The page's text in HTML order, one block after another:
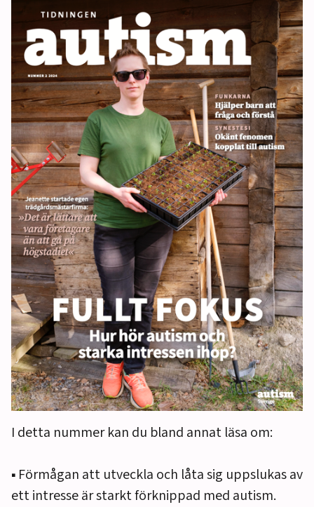
I detta nummer kan du bland annat läsa om:
▪️ Förmågan att utveckla och låta sig uppslukas av
ett intresse är starkt förknippad med autism.